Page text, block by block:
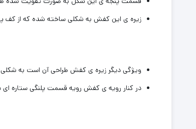
زیره ی این‌ کفش به شکلی ساخته شده که از کف
ویژگی دیگر زیره ی کفش طراحی آن است به
در کنار رویه ی کفش رویه قسمت پلنگی ستاره